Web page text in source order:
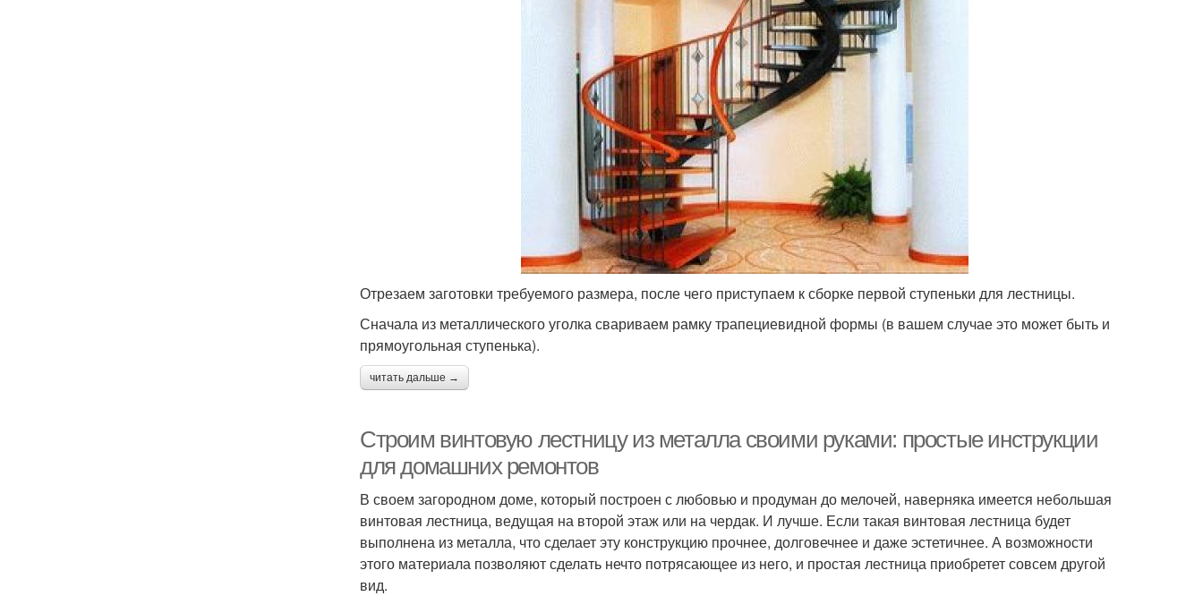
Отрезаем заготовки требуемого размера, после чего приступаем к сборке первой ступеньки для лестницы.
Сначала из металлического уголка свариваем рамку трапециевидной формы (в вашем случае это может быть и
прямоугольная ступенька).
читать дальше →
Строим винтовую лестницу из металла своими руками: простые инструкции
для домашних ремонтов
В своем загородном доме, который построен с любовью и продуман до мелочей, наверняка имеется небольшая
винтовая лестница, ведущая на второй этаж или на чердак. И лучше. Если такая винтовая лестница будет
выполнена из металла, что сделает эту конструкцию прочнее, долговечнее и даже эстетичнее. А возможности
этого материала позволяют сделать нечто потрясающее из него, и простая лестница приобретет совсем другой
вид.